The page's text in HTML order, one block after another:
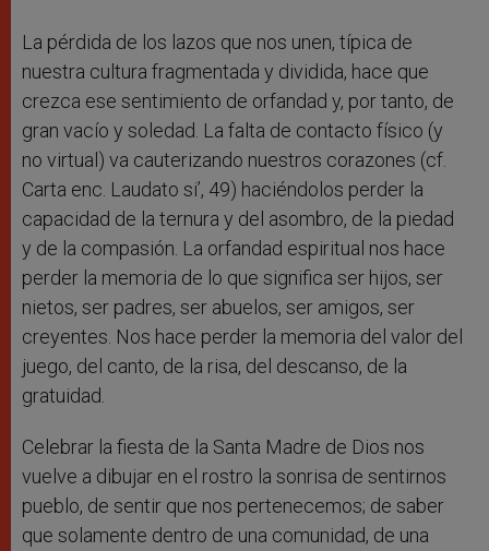
La pérdida de los lazos que nos unen, típica de
nuestra cultura fragmentada y dividida, hace que
crezca ese sentimiento de orfandad y, por tanto, de
gran vacío y soledad. La falta de contacto físico (y
no virtual) va cauterizando nuestros corazones (cf.
Carta enc. Laudato si’, 49) haciéndolos perder la
capacidad de la ternura y del asombro, de la piedad
y de la compasión. La orfandad espiritual nos hace
perder la memoria de lo que significa ser hijos, ser
nietos, ser padres, ser abuelos, ser amigos, ser
creyentes. Nos hace perder la memoria del valor del
juego, del canto, de la risa, del descanso, de la
gratuidad.
Celebrar la fiesta de la Santa Madre de Dios nos
vuelve a dibujar en el rostro la sonrisa de sentirnos
pueblo, de sentir que nos pertenecemos; de saber
que solamente dentro de una comunidad, de una